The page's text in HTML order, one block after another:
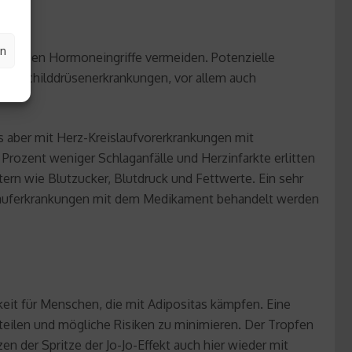
Hormoneingriffe vermeiden. Potenzielle
Schilddrüsenerkrankungen, vor allem auch
mit Herz-Kreislaufvorerkrankungen mit
weniger Schlaganfälle und Herzinfarkte erlitten
wie Blutzucker, Blutdruck und Fettwerte. Ein sehr
mit dem Medikament behandelt werden
für Menschen, die mit Adipositas kämpfen. Eine
und mögliche Risiken zu minimieren. Der Tropfen
der Spritze der Jo-Jo-Effekt auch hier wieder mit